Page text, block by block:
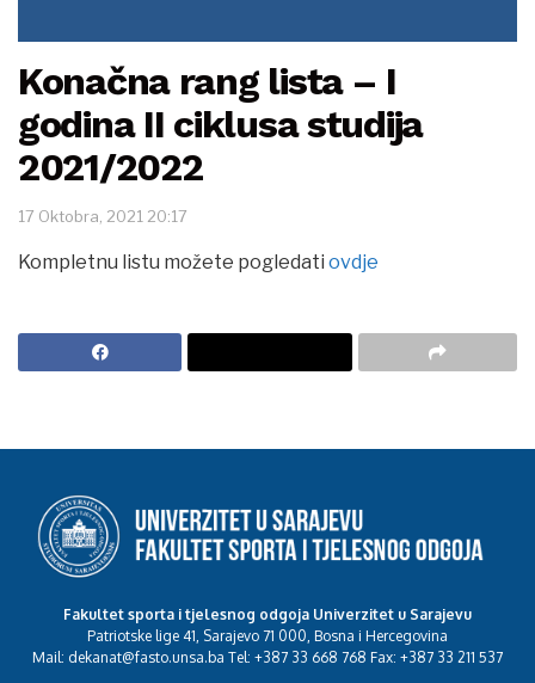
Konačna rang lista – I
godina II ciklusa studija
2021/2022
17 Oktobra, 2021 20:17
Kompletnu listu možete pogledati ovdje
Fakultet sporta i tjelesnog odgoja Univerzitet u Sarajevu
Patriotske lige 41, Sarajevo 71 000, Bosna i Hercegovina
Mail: dekanat@fasto.unsa.ba Tel: +387 33 668 768 Fax: +387 33 211 537